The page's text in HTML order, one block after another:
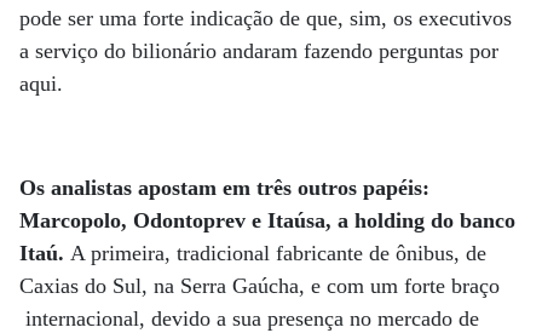
pode ser uma forte indicação de que, sim, os executivos
a serviço do bilionário andaram fazendo perguntas por
aqui.
Os analistas apostam em três outros papéis:
Marcopolo, Odontoprev e Itaúsa, a holding do banco
Itaú. A primeira, tradicional fabricante de ônibus, de
Caxias do Sul, na Serra Gaúcha, e com um forte braço
internacional, devido a sua presença no mercado de